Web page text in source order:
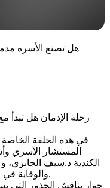
هل تصنع الأسرة
رحلة الإدمان هل تبدأ
في هذه الحلقة
المستشار الأسري
الكندية د.سيف الجابري،
والوقاية في الجهاز الوطني لمكافحة المخدرات.
حوار يناقش الجذور التي